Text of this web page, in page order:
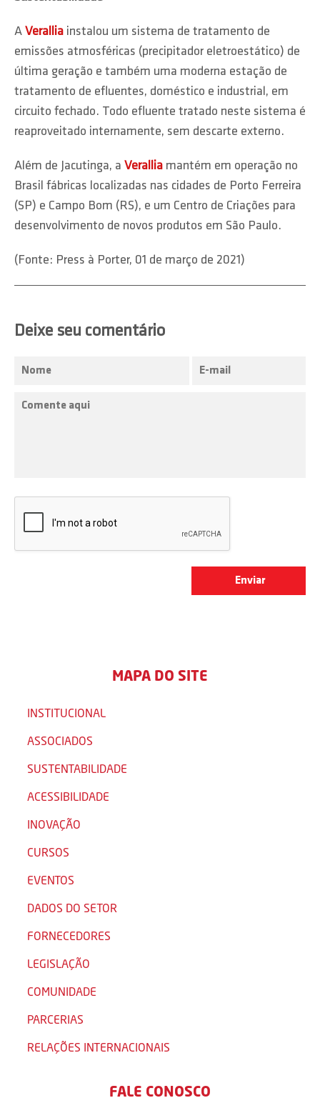
A Verallia instalou um sistema de tratamento de
emissões atmosféricas (precipitador eletroestático) de
última geração e também uma moderna estação de
tratamento de efluentes, doméstico e industrial, em
circuito fechado. Todo efluente tratado neste sistema é
reaproveitado internamente, sem descarte externo.
Além de Jacutinga, a Verallia mantém em operação no
Brasil fábricas localizadas nas cidades de Porto Ferreira
(SP) e Campo Bom (RS), e um Centro de Criações para
desenvolvimento de novos produtos em São Paulo.
(Fonte: Press à Porter, 01 de março de 2021)
Deixe seu comentário
MAPA DO SITE
INSTITUCIONAL
ASSOCIADOS
SUSTENTABILIDADE
ACESSIBILIDADE
INOVAÇÃO
CURSOS
EVENTOS
DADOS DO SETOR
FORNECEDORES
LEGISLAÇÃO
COMUNIDADE
PARCERIAS
RELAÇÕES INTERNACIONAIS
FALE CONOSCO